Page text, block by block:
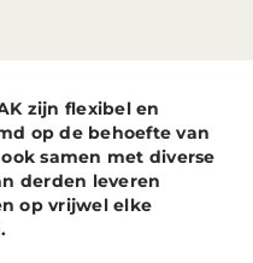
zijn flexibel en
op de behoefte van
samen met diverse
derden leveren
op vrijwel elke